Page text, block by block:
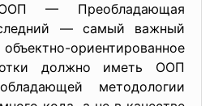
ООП — Преобладающая
— самый важный
ориентированное
должно иметь ООП
методологии